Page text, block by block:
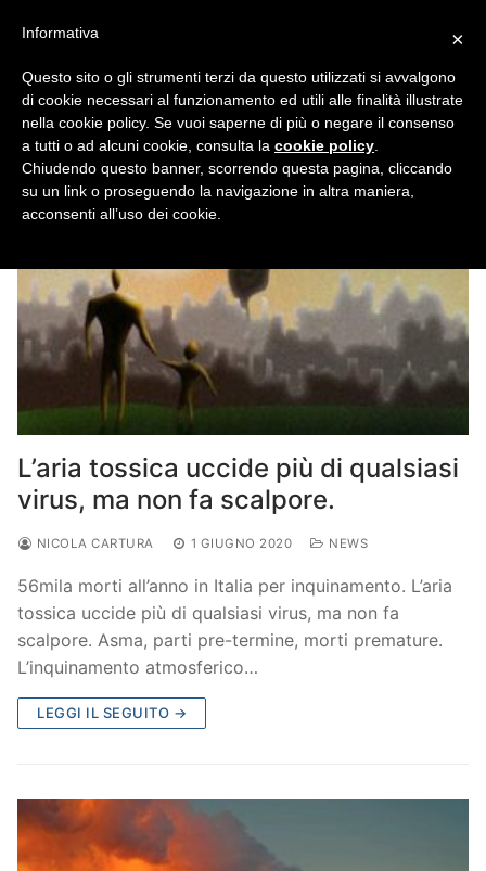
contenuto
Tag:Inquinamento e malattie
L’aria tossica uccide più di qualsiasi
virus, ma non fa scalpore.
NICOLA CARTURA 1 GIUGNO 2020 NEWS
56mila morti all’anno in Italia per inquinamento. L’aria
tossica uccide più di qualsiasi virus, ma non fa
scalpore. Asma, parti pre-termine, morti premature.
L’inquinamento atmosferico…
LEGGI IL SEGUITO →
×
Informativa
Questo sito o gli strumenti terzi da questo utilizzati si avvalgono
di cookie necessari al funzionamento ed utili alle finalità illustrate
nella cookie policy. Se vuoi saperne di più o negare il consenso
a tutti o ad alcuni cookie, consulta la cookie policy
Chiudendo questo banner, scorrendo questa pagina, cliccando
su un link o proseguendo la navigazione in altra maniera,
acconsenti all’uso dei cookie.